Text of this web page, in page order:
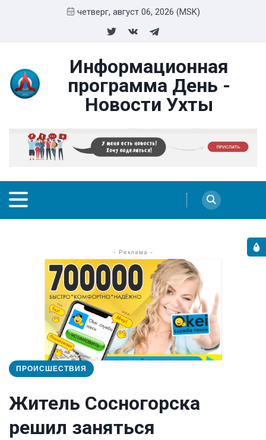
четверг, август 06, 2026 (MSK)
Информационная
программа День -
Новости Ухты
- Реклама -
ПРОИСШЕСТВИЯ
Житель Сосногорска
решил заняться